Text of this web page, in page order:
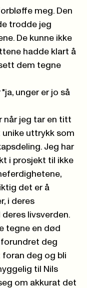
meg. Den
trodde jeg
De kunne ikke
hadde klart å
dem tegne
unger er jo så
når jeg tar en titt
unike uttrykk som
Jeg har
i prosjekt til ikke
det er å
i deres
livsverden.
tegne en død
deg
foran deg og bli
til Nils
om akkurat det